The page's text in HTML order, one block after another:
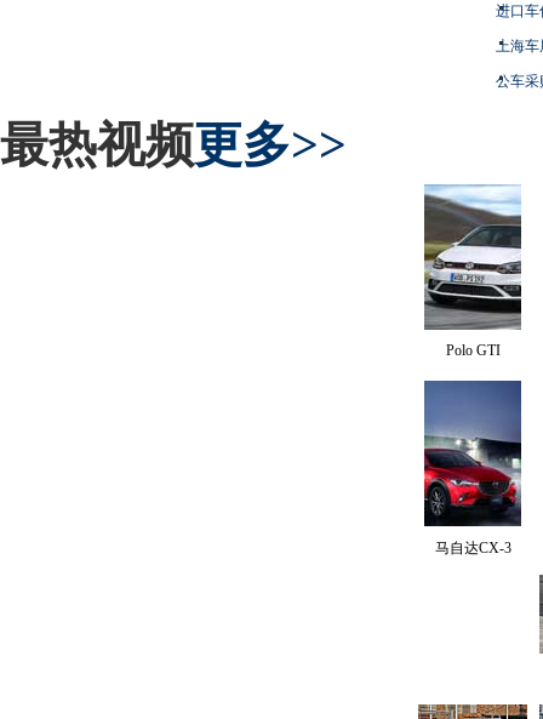
进口车
上海
公车采
最热视频更多>>
Polo GTI
马自达CX-3